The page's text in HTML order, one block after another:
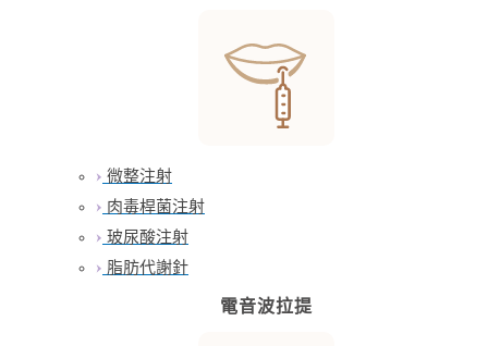
微整注射
肉毒桿菌注射
玻尿酸注射
脂肪代謝針
電音波拉提